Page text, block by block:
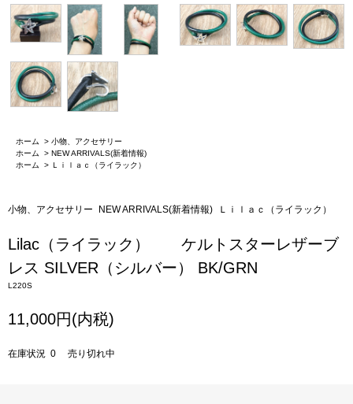
ホーム > 小物、アクセサリー
ホーム
> NEW ARRIVALS(新着情報)
ホーム
> Ｌｉｌａｃ（ライラック）
小物、アクセサリー NEW ARRIVALS(新着情報) Ｌｉｌａｃ（ライラック）
Lilac（ライラック） ケルトスターレザーブ
レス SILVER（シルバー） BK/GRN
L220S
11,000円(内税)
在庫状況 0 売り切れ中